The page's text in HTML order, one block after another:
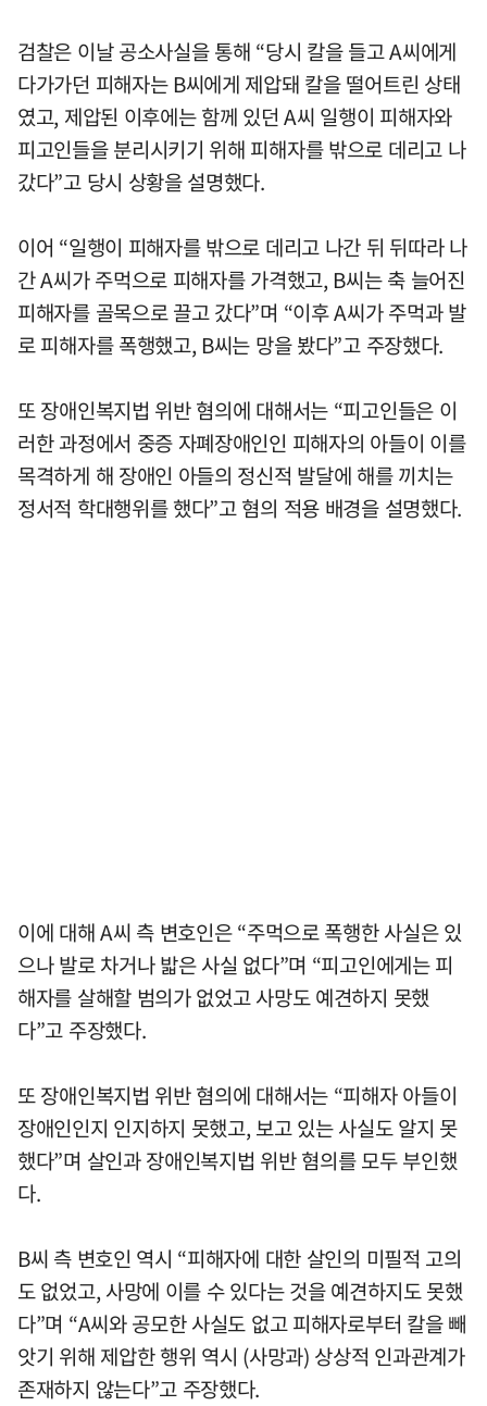
검찰은 이날 공소사실을 통해 “당시 칼을 들고 A씨에게
다가가던 피해자는 B씨에게 제압돼 칼을 떨어트린 상태
였고, 제압된 이후에는 함께 있던 A씨 일행이 피해자와
피고인들을 분리시키기 위해 피해자를 밖으로 데리고 나
갔다”고 당시 상황을 설명했다.
이어 “일행이 피해자를 밖으로 데리고 나간 뒤 뒤따라 나
간 A씨가 주먹으로 피해자를 가격했고, B씨는 축 늘어진
피해자를 골목으로 끌고 갔다”며 “이후 A씨가 주먹과 발
로 피해자를 폭행했고, B씨는 망을 봤다”고 주장했다.
또 장애인복지법 위반 혐의에 대해서는 “피고인들은 이
러한 과정에서 중증 자폐장애인인 피해자의 아들이 이를
목격하게 해 장애인 아들의 정신적 발달에 해를 끼치는
정서적 학대행위를 했다”고 혐의 적용 배경을 설명했다.
이에 대해 A씨 측 변호인은 “주먹으로 폭행한 사실은 있
으나 발로 차거나 밟은 사실 없다”며 “피고인에게는 피
해자를 살해할 범의가 없었고 사망도 예견하지 못했
다”고 주장했다.
또 장애인복지법 위반 혐의에 대해서는 “피해자 아들이
장애인인지 인지하지 못했고, 보고 있는 사실도 알지 못
했다”며 살인과 장애인복지법 위반 혐의를 모두 부인했
다.
B씨 측 변호인 역시 “피해자에 대한 살인의 미필적 고의
도 없었고, 사망에 이를 수 있다는 것을 예견하지도 못했
다”며 “A씨와 공모한 사실도 없고 피해자로부터 칼을 빼
앗기 위해 제압한 행위 역시 (사망과) 상상적 인과관계가
존재하지 않는다”고 주장했다.